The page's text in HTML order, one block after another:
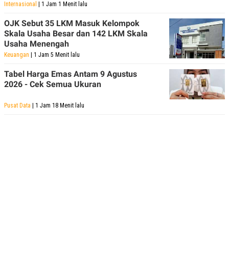
Internasional | 1 Jam 1 Menit lalu
OJK Sebut 35 LKM Masuk Kelompok
Skala Usaha Besar dan 142 LKM Skala
Usaha Menengah
Keuangan | 1 Jam 5 Menit lalu
Tabel Harga Emas Antam 9 Agustus
2026 - Cek Semua Ukuran
Pusat Data | 1 Jam 18 Menit lalu